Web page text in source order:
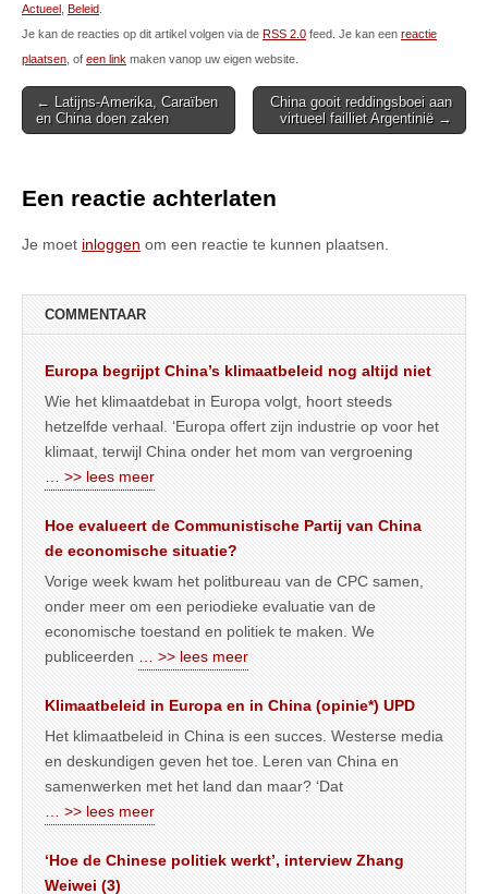
Actueel Beleid
Je kan de reacties op dit artikel volgen via de RSS 2.0 feed. Je kan een reactie
plaatsen , of een link maken vanop uw eigen website.
Post
navigation
← Latijns-Amerika, Caraïben
en China doen zaken
China gooit reddingsboei aan
virtueel failliet Argentinië →
Een reactie achterlaten
Je moet inloggen om een reactie te kunnen plaatsen.
COMMENTAAR
Europa begrijpt China’s klimaatbeleid nog altijd niet
Wie het klimaatdebat in Europa volgt, hoort steeds
hetzelfde verhaal. ‘Europa offert zijn industrie op voor het
klimaat, terwijl China onder het mom van vergroening
… >> lees meer
Hoe evalueert de Communistische Partij van China
de economische situatie?
Vorige week kwam het politbureau van de CPC samen,
onder meer om een periodieke evaluatie van de
economische toestand en politiek te maken. We
publiceerden
… >> lees meer
Klimaatbeleid in Europa en in China (opinie*) UPD
Het klimaatbeleid in China is een succes. Westerse media
en deskundigen geven het toe. Leren van China en
samenwerken met het land dan maar? ‘Dat
… >> lees meer
‘Hoe de Chinese politiek werkt’, interview Zhang
Weiwei (3)